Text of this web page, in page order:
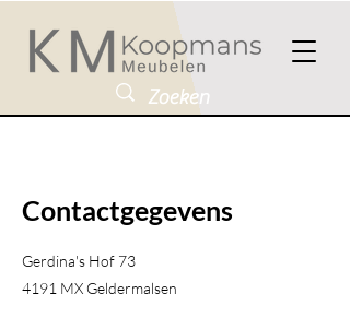
Contactgegevens
Gerdina's Hof 73
4191 MX Geldermalsen​